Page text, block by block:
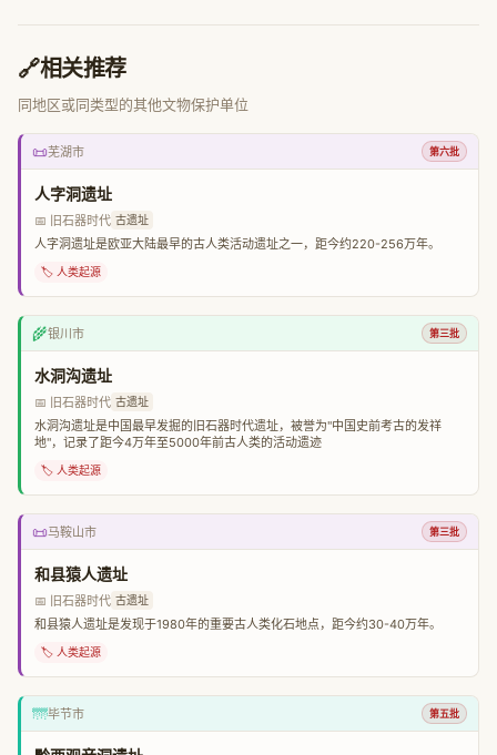
🔗相关推荐
同地区或同类型的其他文物保护单位
📜芜湖市 第六批
人字洞遗址
📅 旧石器时代 古遗址
人字洞遗址是欧亚大陆最早的古人类活动遗址之一，距今约220-256万年。
🏷️ 人类起源
🌾银川市 第三批
水洞沟遗址
📅 旧石器时代 古遗址
水洞沟遗址是中国最早发掘的旧石器时代遗址，被誉为"中国史前考古的发祥
地"，记录了距今4万年至5000年前古人类的活动遗迹
🏷️ 人类起源
📜马鞍山市 第三批
和县猿人遗址
📅 旧石器时代 古遗址
和县猿人遗址是发现于1980年的重要古人类化石地点，距今约30-40万年。
🏷️ 人类起源
🌁毕节市 第五批